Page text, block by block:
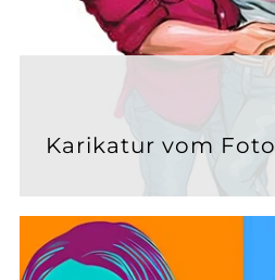
Karikatur vom Foto